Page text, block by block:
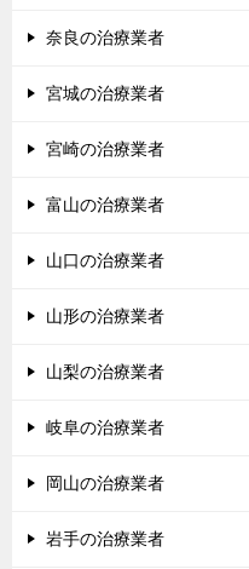
奈良の治療業者
宮城の治療業者
宮崎の治療業者
富山の治療業者
山口の治療業者
山形の治療業者
山梨の治療業者
岐阜の治療業者
岡山の治療業者
岩手の治療業者